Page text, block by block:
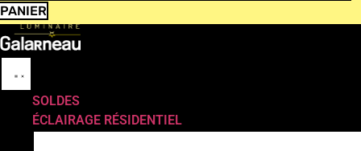
PANIER
SOLDES
ÉCLAIRAGE RÉSIDENTIEL